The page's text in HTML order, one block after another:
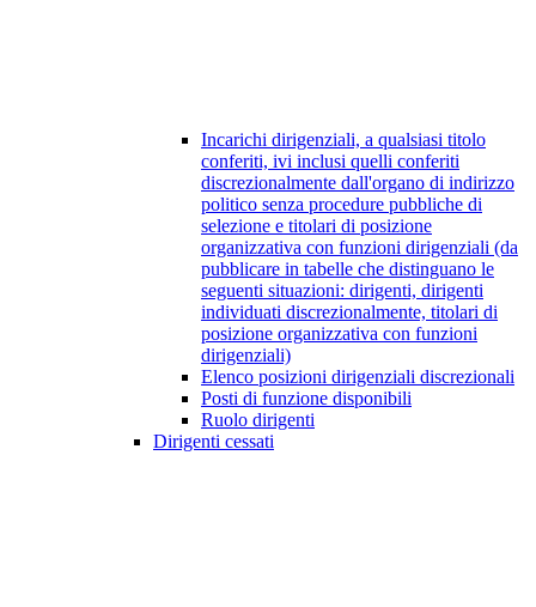
Incarichi dirigenziali, a qualsiasi titolo
conferiti, ivi inclusi quelli conferiti
discrezionalmente dall'organo di indirizzo
politico senza procedure pubbliche di
selezione e titolari di posizione
organizzativa con funzioni dirigenziali (da
pubblicare in tabelle che distinguano le
seguenti situazioni: dirigenti, dirigenti
individuati discrezionalmente, titolari di
posizione organizzativa con funzioni
dirigenziali)
Elenco posizioni dirigenziali discrezionali
Posti di funzione disponibili
Ruolo dirigenti
Dirigenti cessati